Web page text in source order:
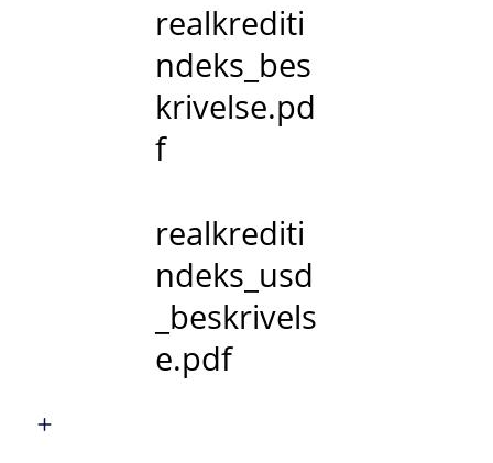
realkrediti
ndeks_bes
krivelse.pd
f
realkrediti
ndeks_usd
_beskrivels
e.pdf